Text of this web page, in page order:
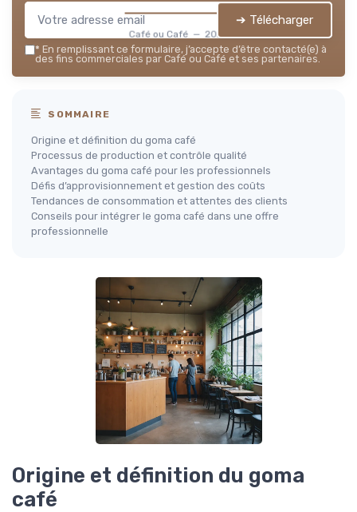
Café ou Café — 2026
➔ Télécharger
* En remplissant ce formulaire, j’accepte d’être contacté(e) à
des fins commerciales par Café ou Café et ses partenaires.
SOMMAIRE
Origine et définition du goma café
Processus de production et contrôle qualité
Avantages du goma café pour les professionnels
Défis d’approvisionnement et gestion des coûts
Tendances de consommation et attentes des clients
Conseils pour intégrer le goma café dans une offre
professionnelle
Origine et définition du goma
café